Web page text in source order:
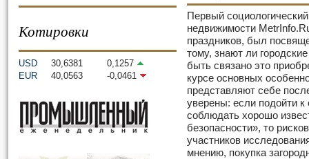
Котировки
USD 30,6381
0,1257
EUR
40,0563 -0,0461
Первый
недвижимости
праздников, был
тому, знают ли
быть связано это
курсе основных
представляют себе
уверены: если подойти к
соблюдать хорошо
безопасности», то
участников
мнению, покупка